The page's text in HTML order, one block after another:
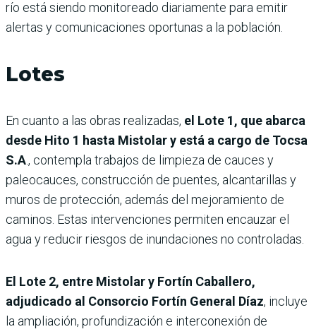
río está siendo monitoreado diariamente para emitir
alertas y comunicaciones oportunas a la población.
Lotes
En cuanto a las obras realizadas, el Lote 1, que abarca
desde Hito 1 hasta Mistolar y está a cargo de Tocsa
S.A., contempla trabajos de limpieza de cauces y
paleocauces, construcción de puentes, alcantarillas y
muros de protección, además del mejoramiento de
caminos. Estas intervenciones permiten encauzar el
agua y reducir riesgos de inundaciones no controladas.
El Lote 2, entre Mistolar y Fortín Caballero,
adjudicado al Consorcio Fortín General Díaz, incluye
la ampliación, profundización e interconexión de